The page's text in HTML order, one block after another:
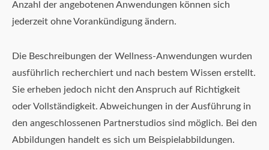
Anzahl der angebotenen Anwendungen können sich
jederzeit ohne Vorankündigung ändern.
Die Beschreibungen der Wellness-Anwendungen wurden
ausführlich recherchiert und nach bestem Wissen erstellt.
Sie erheben jedoch nicht den Anspruch auf Richtigkeit
oder Vollständigkeit. Abweichungen in der Ausführung in
den angeschlossenen Partnerstudios sind möglich. Bei den
Abbildungen handelt es sich um Beispielabbildungen.